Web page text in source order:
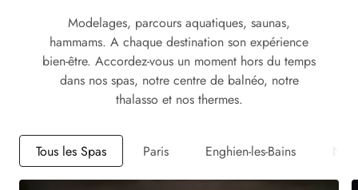
Modelages, parcours aquatiques, saunas,
hammams. A chaque destination son expérience
bien-être. Accordez-vous un moment hors du temps
dans nos spas, notre centre de balnéo, notre
thalasso et nos thermes.
Tous les Spas Paris Enghien-les-Bains